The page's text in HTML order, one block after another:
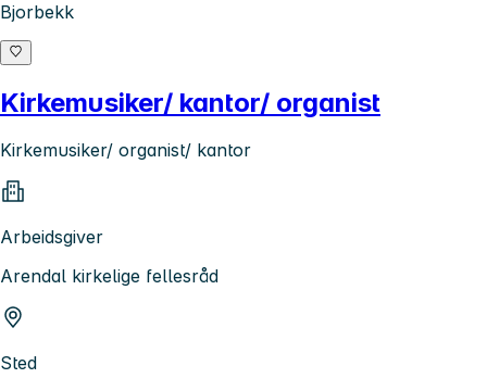
Bjorbekk
Kirkemusiker/ kantor/ organist
Kirkemusiker/ organist/ kantor
Arbeidsgiver
Arendal kirkelige fellesråd
Sted